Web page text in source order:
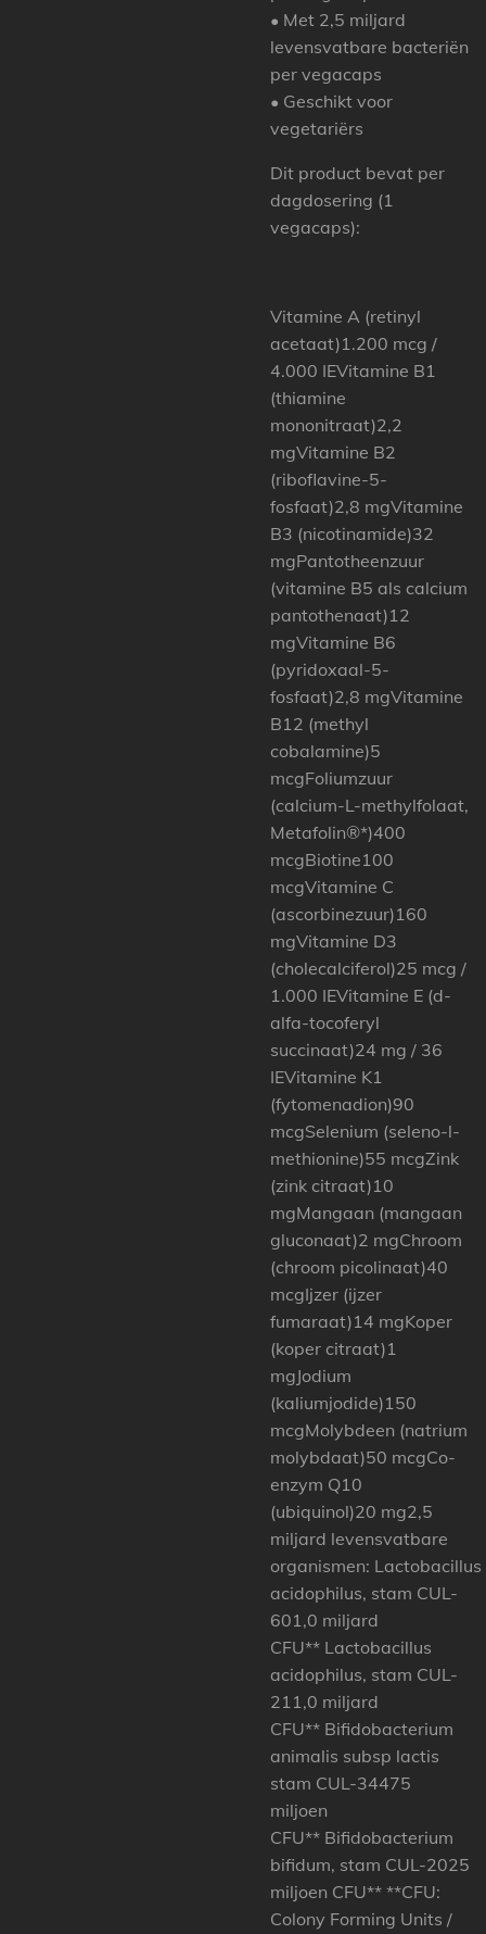
• Met 2,5 miljard
levensvatbare bacteriën
per vegacaps
• Geschikt voor
vegetariërs
Dit product bevat per
dagdosering (1
vegacaps):
Vitamine A (retinyl
acetaat)1.200 mcg /
4.000 IEVitamine B1
(thiamine
mononitraat)2,2
mgVitamine B2
(riboflavine-5-
fosfaat)2,8 mgVitamine
B3 (nicotinamide)32
mgPantotheenzuur
(vitamine B5 als calcium
pantothenaat)12
mgVitamine B6
(pyridoxaal-5-
fosfaat)2,8 mgVitamine
B12 (methyl
cobalamine)5
mcgFoliumzuur
(calcium-L-methylfolaat,
Metafolin®*)400
mcgBiotine100
mcgVitamine C
(ascorbinezuur)160
mgVitamine D3
(cholecalciferol)25 mcg /
1.000 IEVitamine E (d-
alfa-tocoferyl
succinaat)24 mg / 36
IEVitamine K1
(fytomenadion)90
mcgSelenium (seleno-l-
methionine)55 mcgZink
(zink citraat)10
mgMangaan (mangaan
gluconaat)2 mgChroom
(chroom picolinaat)40
mcgIjzer (ijzer
fumaraat)14 mgKoper
(koper citraat)1
mgJodium
(kaliumjodide)150
mcgMolybdeen (natrium
molybdaat)50 mcgCo-
enzym Q10
(ubiquinol)20 mg2,5
miljard levensvatbare
organismen: Lactobacillus
acidophilus, stam CUL-
601,0 miljard
CFU** Lactobacillus
acidophilus, stam CUL-
211,0 miljard
CFU** Bifidobacterium
animalis subsp lactis
stam CUL-34475
miljoen
CFU** Bifidobacterium
bifidum, stam CUL-2025
miljoen CFU** **CFU:
Colony Forming Units /